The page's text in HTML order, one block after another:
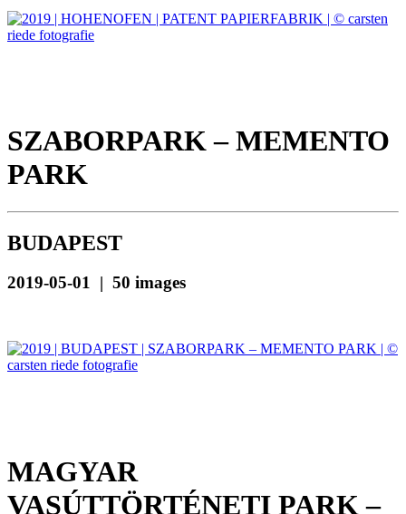
SZABORPARK – MEMENTO
PARK
BUDAPEST
2019-05-01 | 50 images
MAGYAR
VASÚTTÖRTÉNETI PARK –